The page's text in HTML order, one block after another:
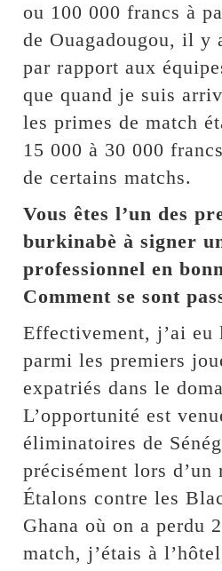
ou 100 000 francs à
de Ouagadougou, il y
par rapport aux
que quand je suis
les primes de match
15 000 à 30 000
de certains matchs.
Vous êtes l’un des
burkinabè à signer
professionnel en
Comment se sont
Effectivement, j’ai eu
parmi les premiers
expatriés dans le
L’opportunité est
éliminatoires de
précisément lors d’un
Étalons contre les
Ghana où on a perdu
match, j’étais à